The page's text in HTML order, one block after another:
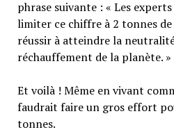
phrase suivante : « Les
limiter ce chiffre à 2 tonnes
réussir à atteindre la
réchauffement de la planète. »
Et voilà ! Même en vivant
faudrait faire un gros effort
tonnes.